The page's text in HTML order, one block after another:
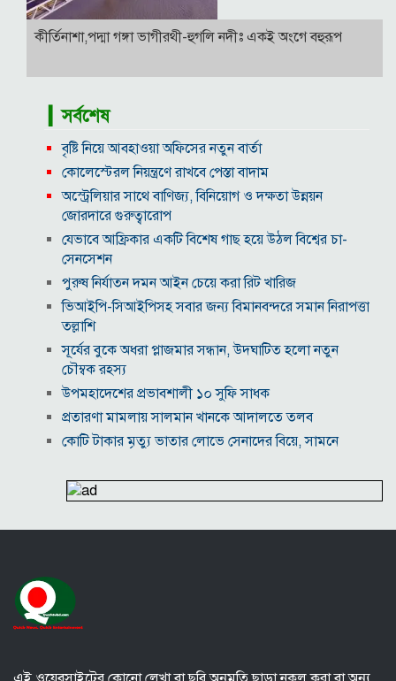
কীর্তিনাশা,পদ্মা গঙ্গা ভাগীরথী-হুগলি নদীঃ একই অংগে বহুরূপ
▎সর্বশেষ
বৃষ্টি নিয়ে আবহাওয়া অফিসের নতুন বার্তা
কোলেস্টেরল নিয়ন্ত্রণে রাখবে পেস্তা বাদাম
অস্ট্রেলিয়ার সাথে বাণিজ্য, বিনিয়োগ ও দক্ষতা উন্নয়ন
জোরদারে গুরুত্বারোপ
যেভাবে আফ্রিকার একটি বিশেষ গাছ হয়ে উঠল বিশ্বের চা-
সেনসেশন
পুরুষ নির্যাতন দমন আইন চেয়ে করা রিট খারিজ
ভিআইপি-সিআইপিসহ সবার জন্য বিমানবন্দরে সমান নিরাপত্তা
তল্লাশি
সূর্যের বুকে অধরা প্লাজমার সন্ধান, উদ্ঘাটিত হলো নতুন
চৌম্বক রহস্য
উপমহাদেশের প্রভাবশালী ১০ সুফি সাধক
প্রতারণা মামলায় সালমান খানকে আদালতে তলব
কোটি টাকার মৃত্যু ভাতার লোভে সেনাদের বিয়ে, সামনে
হিরোশিমা-নাগাসাকি হামলার ৮১ বছর: বর্তমান বিশ্বে
পারমাণবিক পরিস্থিতি কি?
বাংলাদেশি টাকায় আজকের মুদ্রা বিনিময় হার
বিতর্কিত প্রস্তাবের জন্য ক্ষমা চাইলেন ফিফা সভাপতি
ইরান-ওমান আলোচনা ঘিরে বিশ্ববাজারে কমল জ্বালানি